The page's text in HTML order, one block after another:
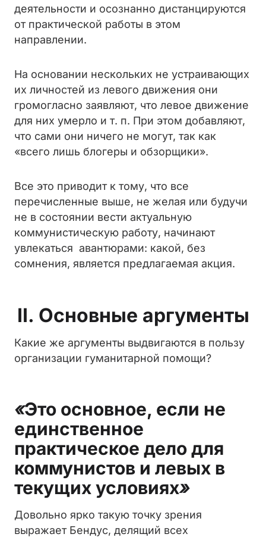
деятельности и осознанно дистанцируются
от практической работы в этом
направлении.
На основании нескольких не устраивающих
их личностей из левого движения они
громогласно заявляют, что левое движение
для них умерло и т. п. При этом добавляют,
что сами они ничего не могут, так как
«всего лишь блогеры и обзорщики».
Все это приводит к тому, что все
перечисленные выше, не желая или будучи
не в состоянии вести актуальную
коммунистическую работу, начинают
увлекаться авантюрами: какой, без
сомнения, является предлагаемая акция.
II. Основные аргументы
Какие же аргументы выдвигаются в пользу
организации гуманитарной помощи?
«Это основное, если не
единственное
практическое дело для
коммунистов и левых в
текущих условиях»
Довольно ярко такую точку зрения
выражает Бендус, делящий всех